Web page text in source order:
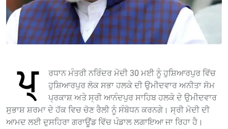
ਪ੍
ਰਧਾਨ ਮੰਤਰੀ ਨਰਿੰਦਰ ਮੋਦੀ 30 ਮਈ ਨੂੰ ਹੁਸ਼ਿਆਰਪੁਰ ਵਿੱਚ
ਹੁਸ਼ਿਆਰਪੁਰ ਲੋਕ ਸਭਾ ਹਲਕੇ ਦੀ ਉਮੀਦਵਾਰ ਅਨੀਤਾ ਸੋਮ
ਪ੍ਰਕਾਸ਼ ਅਤੇ ਸ੍ਰੀ ਆਨੰਦਪੁਰ ਸਾਹਿਬ ਹਲਕੇ ਦੇ ਉਮੀਦਵਾਰ
ਸੁਭਾਸ਼ ਸ਼ਰਮਾ ਦੇ ਹੱਕ ਵਿਚ ਚੋਣ ਰੈਲੀ ਨੂੰ ਸੰਬੋਧਨ ਕਰਨਗੇ। ਸ੍ਰੀ ਮੋਦੀ ਦੀ
ਆਮਦ ਲਈ ਦੁਸਹਿਰਾ ਗਰਾਊਂਡ ਵਿੱਚ ਪੰਡਾਲ ਲਗਾਇਆ ਜਾ ਰਿਹਾ ਹੈ।